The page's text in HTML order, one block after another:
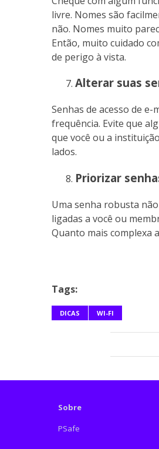
livre. Nomes são
não. Nomes muito
Então, muito cuidado
de perigo à vista.
Alterar suas
Senhas de acesso de
frequência. Evite que
que você ou a
lados.
Priorizar
Uma senha robusta
ligadas a você ou
Quanto mais complexa
Tags:
DICAS WI-FI
Sobre
PSafe